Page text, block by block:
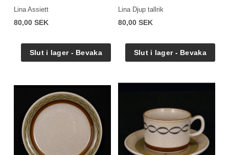
Lina Assiett
80,00 SEK
Lina Djup tallrik
80,00 SEK